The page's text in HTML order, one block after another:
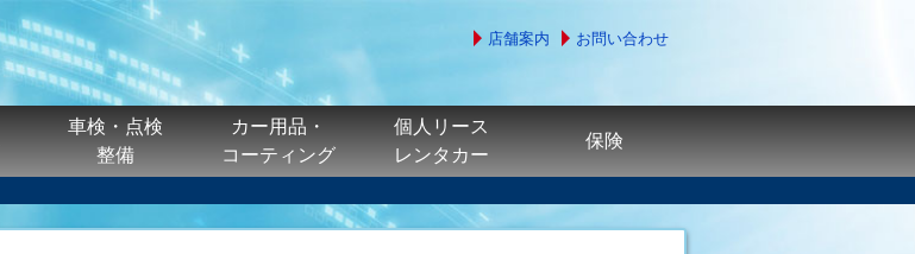
店舗案内 お問い合わせ
車検・点検
整備
カー用品・
コーティング
個人リース
レンタカー
保険